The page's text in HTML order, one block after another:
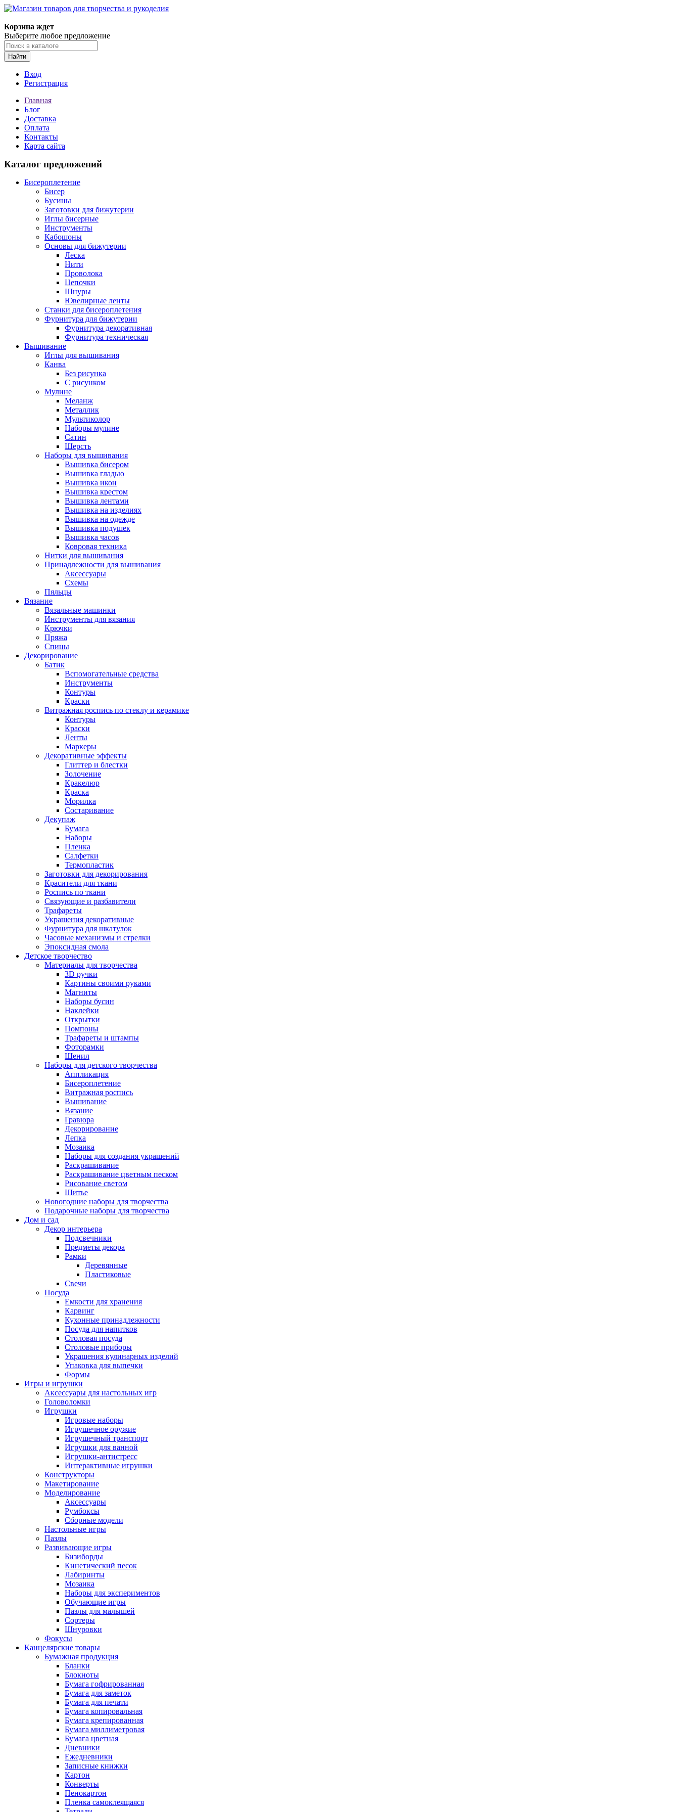
Корзина ждет
Выберите любое предложение
Найти
Вход
Регистрация
Главная
Блог
Доставка
Оплата
Контакты
Карта сайта
Каталог предложений
Бисероплетение
Бисер
Бусины
Заготовки для бижутерии
Иглы бисерные
Инструменты
Кабошоны
Основы для бижутерии
Леска
Нити
Проволока
Цепочки
Шнуры
Ювелирные ленты
Станки для бисероплетения
Фурнитура для бижутерии
Фурнитура декоративная
Фурнитура техническая
Вышивание
Иглы для вышивания
Канва
Без рисунка
С рисунком
Мулине
Меланж
Металлик
Мультиколор
Наборы мулине
Сатин
Шерсть
Наборы для вышивания
Вышивка бисером
Вышивка гладью
Вышивка икон
Вышивка крестом
Вышивка лентами
Вышивка на изделиях
Вышивка на одежде
Вышивка подушек
Вышивка часов
Ковровая техника
Нитки для вышивания
Принадлежности для вышивания
Аксессуары
Схемы
Пяльцы
Вязание
Вязальные машинки
Инструменты для вязания
Крючки
Пряжа
Спицы
Декорирование
Батик
Вспомогательные средства
Инструменты
Контуры
Краски
Витражная роспись по стеклу и керамике
Контуры
Краски
Ленты
Маркеры
Декоративные эффекты
Глиттер и блестки
Золочение
Кракелюр
Краска
Морилка
Состаривание
Декупаж
Бумага
Наборы
Пленка
Салфетки
Термопластик
Заготовки для декорирования
Красители для ткани
Роспись по ткани
Связующие и разбавители
Трафареты
Украшения декоративные
Фурнитура для шкатулок
Часовые механизмы и стрелки
Эпоксидная смола
Детское творчество
Материалы для творчества
3D ручки
Картины своими руками
Магниты
Наборы бусин
Наклейки
Открытки
Помпоны
Трафареты и штампы
Фоторамки
Шенил
Наборы для детского творчества
Аппликация
Бисероплетение
Витражная роспись
Вышивание
Вязание
Гравюра
Декорирование
Лепка
Мозаика
Наборы для создания украшений
Раскрашивание
Раскрашивание цветным песком
Рисование светом
Шитье
Новогодние наборы для творчества
Подарочные наборы для творчества
Дом и сад
Декор интерьера
Подсвечники
Предметы декора
Рамки
Деревянные
Пластиковые
Свечи
Посуда
Емкости для хранения
Карвинг
Кухонные принадлежности
Посуда для напитков
Столовая посуда
Столовые приборы
Украшения кулинарных изделий
Упаковка для выпечки
Формы
Игры и игрушки
Аксессуары для настольных игр
Головоломки
Игрушки
Игровые наборы
Игрушечное оружие
Игрушечный транспорт
Игрушки для ванной
Игрушки-антистресс
Интерактивные игрушки
Конструкторы
Макетирование
Моделирование
Аксессуары
Румбоксы
Сборные модели
Настольные игры
Пазлы
Развивающие игры
Бизиборды
Кинетический песок
Лабиринты
Мозаика
Наборы для экспериментов
Обучающие игры
Пазлы для малышей
Сортеры
Шнуровки
Фокусы
Канцелярские товары
Бумажная продукция
Бланки
Блокноты
Бумага гофрированная
Бумага для заметок
Бумага для печати
Бумага копировальная
Бумага крепированная
Бумага миллиметровая
Бумага цветная
Дневники
Ежедневники
Записные книжки
Картон
Конверты
Пенокартон
Пленка самоклеящаяся